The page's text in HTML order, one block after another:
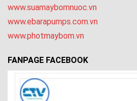
www.suamaybomnuoc.vn
www.ebarapumps.com.vn
www.photmaybom.vn
FANPAGE FACEBOOK